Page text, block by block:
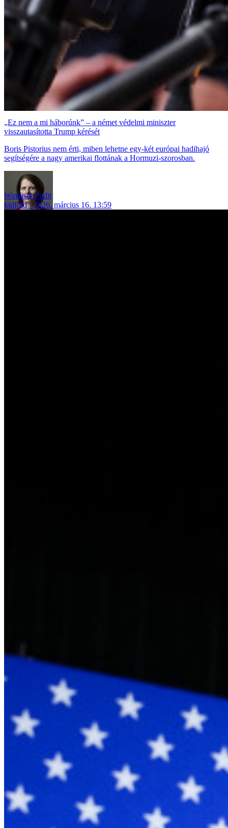
„Ez nem a mi háborúnk” – a német védelmi miniszter
visszautasította Trump kérését
Boris Pistorius nem érti, miben lehetne egy-két európai hadihajó
segítségére a nagy amerikai flottának a Hormuzi-szorosban.
Windisch Judit
külföld
2026. március 16. 13:59